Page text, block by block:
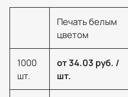
Печать белым
цветом
1000
шт.
от 34.03 руб. /
шт.